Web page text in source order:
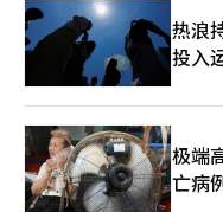
升，仁川国际机场的免税
起对中国团体游客实施免
振。另有观点认为，整体
价、高汇率压力尚存，各
大，但尚未取得显著成果。 据韩国免税店协会统计，今年第
度免税店人均购买金额为
未恢复至疫前2019年的
罗、新世界、现代三家企
税店租金与机场旅客数量
热浪
投入
极端
亡病